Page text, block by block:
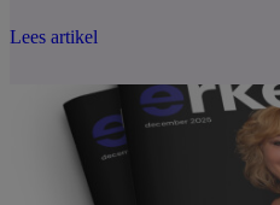
Lees artikel